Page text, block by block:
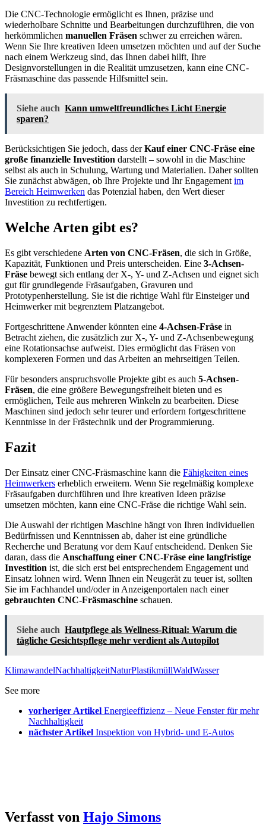
Die CNC-Technologie ermöglicht es Ihnen, präzise und
wiederholbare Schnitte und Bearbeitungen durchzuführen, die von
herkömmlichen manuellen Fräsen schwer zu erreichen wären.
Wenn Sie Ihre kreativen Ideen umsetzen möchten und auf der Suche
nach einem Werkzeug sind, das Ihnen dabei hilft, Ihre
Designvorstellungen in die Realität umzusetzen, kann eine CNC-
Fräsmaschine das passende Hilfsmittel sein.
Siehe auch Kann umweltfreundliches Licht Energie
sparen?
Berücksichtigen Sie jedoch, dass derKauf einer CNC-Fräse eine
große finanzielle Investition darstellt – sowohl in die Maschine
selbst als auch in Schulung, Wartung und Materialien. Daher sollten
Sie zunächst abwägen, ob Ihre Projekte und Ihr Engagement im
Bereich Heimwerken das Potenzial haben, den Wert dieser
Investition zu rechtfertigen.
Welche Arten gibt es?
Es gibt verschiedene Arten von CNC-Fräsen, die sich in Größe,
Kapazität, Funktionen und Preis unterscheiden. Eine 3-Achsen-
Fräse bewegt sich entlang der X-, Y- und Z-Achsen und eignet sich
gut für grundlegende Fräsaufgaben, Gravuren und
Prototypenherstellung. Sie ist die richtige Wahl für Einsteiger und
Heimwerker mit begrenztem Platzangebot.
Fortgeschrittene Anwender könnten eine 4-Achsen-Fräse in
Betracht ziehen, die zusätzlich zur X-, Y- und Z-Achsenbewegung
eine Rotationsachse aufweist. Dies ermöglicht das Fräsen von
komplexeren Formen und das Arbeiten an mehrseitigen Teilen.
Für besonders anspruchsvolle Projekte gibt es auch 5-Achsen-
Fräsen, die eine größere Bewegungsfreiheit bieten und es
ermöglichen, Teile aus mehreren Winkeln zu bearbeiten. Diese
Maschinen sind jedoch sehr teurer und erfordern fortgeschrittene
Kenntnisse in der Frästechnik und der Programmierung.
Fazit
Der Einsatz einer CNC-Fräsmaschine kann die Fähigkeiten eines
Heimwerkers erheblich erweitern. Wenn Sie regelmäßig komplexe
Fräsaufgaben durchführen und Ihre kreativen Ideen präzise
umsetzen möchten, kann eine CNC-Fräse die richtige Wahl sein.
Die Auswahl der richtigen Maschine hängt von Ihren individuellen
Bedürfnissen und Kenntnissen ab, daher ist eine gründliche
Recherche und Beratung vor dem Kauf entscheidend. Denken Sie
daran, dass die Anschaffung einer CNC-Fräse eine langfristige
Investition ist, die sich erst bei entsprechendem Engagement und
Einsatz lohnen wird. Wenn Ihnen ein Neugerät zu teuer ist, sollten
Sie im Fachhandel und/oder in Anzeigenportalen nach einer
gebrauchten CNC-Fräsmaschine schauen.
Siehe auch Hautpflege als Wellness-Ritual: Warum die
tägliche Gesichtspflege mehr verdient als Autopilot
KlimawandelNachhaltigkeitNaturPlastikmüllWaldWasser
See more
vorheriger Artikel Energieeffizienz – Neue Fenster für mehr
Nachhaltigkeit
nächster Artikel Inspektion von Hybrid- und E-Autos
Verfasst von Hajo Simons